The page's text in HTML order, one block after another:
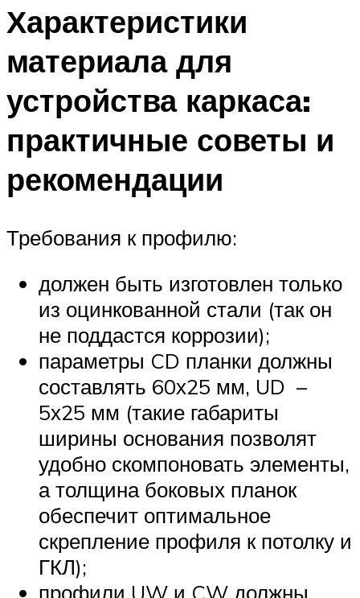
Характеристики
материала для
устройства каркаса:
практичные советы и
рекомендации
Требования к профилю:
должен быть изготовлен только
из оцинкованной стали (так он
не поддастся коррозии);
параметры CD планки должны
составлять 60х25 мм, UD –
5х25 мм (такие габариты
ширины основания позволят
удобно скомпоновать элементы,
а толщина боковых планок
обеспечит оптимальное
скрепление профиля к потолку и
ГКЛ);
профили UW и CW должны